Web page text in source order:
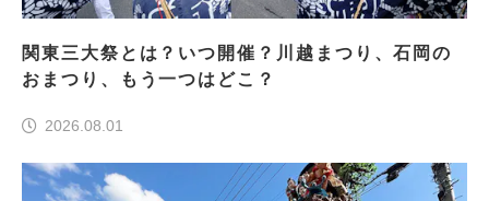
関東三大祭とは？いつ開催？川越まつり、石岡の
おまつり、もう一つはどこ？
2026.08.01